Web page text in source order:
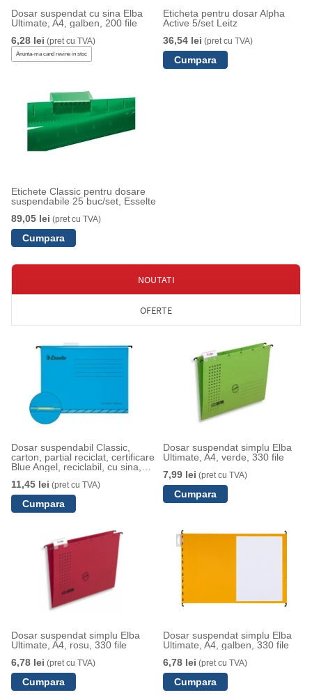
Dosar suspendat cu sina Elba
Ultimate, A4, galben, 200 file
6,28 lei (pret cu TVA)
Anunta-ma cand revine in stoc
Eticheta pentru dosar Alpha
Active 5/set Leitz
36,54 lei (pret cu TVA)
Etichete Classic pentru dosare
suspendabile 25 buc/set, Esselte
89,05 lei (pret cu TVA)
NOUTATI
OFERTE
Dosar suspendabil Classic,
carton, partial reciclat, certificare
Blue Angel, reciclabil, cu sina,
11,45 lei (pret cu TVA)
Dosar suspendat simplu Elba
Ultimate, A4, verde, 330 file
7,99 lei (pret cu TVA)
Dosar suspendat simplu Elba
Ultimate, A4, rosu, 330 file
6,78 lei (pret cu TVA)
Dosar suspendat simplu Elba
Ultimate, A4, galben, 330 file
6,78 lei (pret cu TVA)